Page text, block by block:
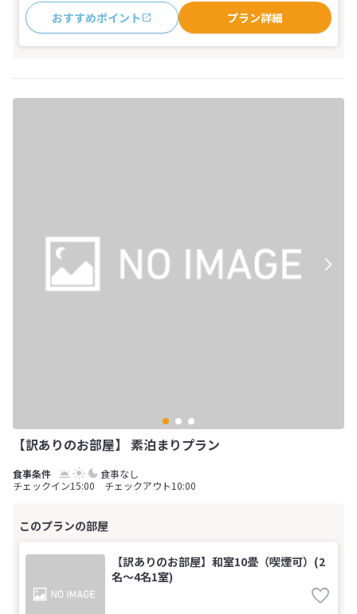
おすすめポイント プラン詳細
【訳ありのお部屋】 素泊まりプラン
食事なし
チェックイン15:00 チェックアウト10:00
【訳ありのお部屋】和室10畳（喫煙可）(2
名～4名1室)